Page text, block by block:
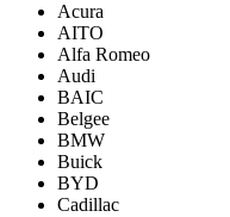
Acura
AITO
Alfa Romeo
Audi
BAIC
Belgee
BMW
Buick
BYD
Cadillac